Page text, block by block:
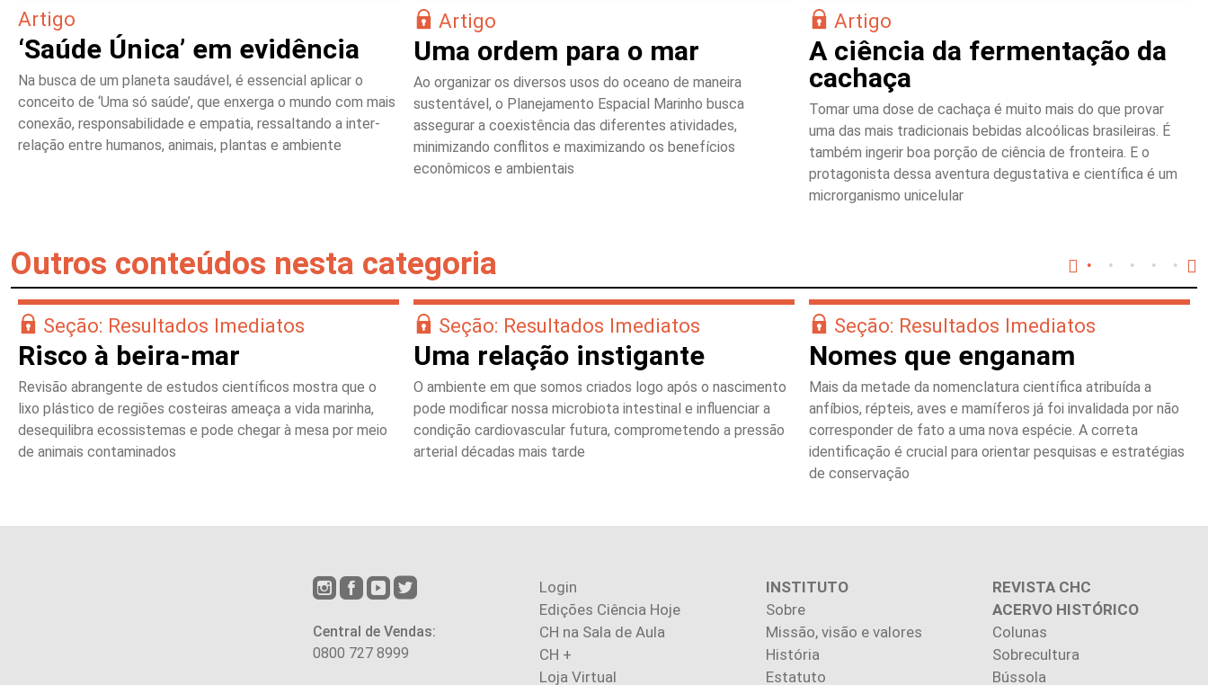
Artigo
‘Saúde Única’ em evidência
Na busca de um planeta saudável, é essencial aplicar o
conceito de ‘Uma só saúde’, que enxerga o mundo com mais
conexão, responsabilidade e empatia, ressaltando a inter-
relação entre humanos, animais, plantas e ambiente
Artigo
Uma ordem para o mar
Ao organizar os diversos usos do oceano de maneira
sustentável, o Planejamento Espacial Marinho busca
assegurar a coexistência das diferentes atividades,
minimizando conflitos e maximizando os benefícios
econômicos e ambientais
Artigo
A ciência da fermentação da
cachaça
Tomar uma dose de cachaça é muito mais do que provar
uma das mais tradicionais bebidas alcoólicas brasileiras. É
também ingerir boa porção de ciência de fronteira. E o
protagonista dessa aventura degustativa e científica é um
microrganismo unicelular
Outros conteúdos nesta categoria
Seção: Resultados Imediatos
Risco à beira-mar
Revisão abrangente de estudos científicos mostra que o
lixo plástico de regiões costeiras ameaça a vida marinha,
desequilibra ecossistemas e pode chegar à mesa por meio
de animais contaminados
Seção: Resultados Imediatos
Uma relação instigante
O ambiente em que somos criados logo após o nascimento
pode modificar nossa microbiota intestinal e influenciar a
condição cardiovascular futura, comprometendo a pressão
arterial décadas mais tarde
Seção: Resultados Imediatos
Nomes que enganam
Mais da metade da nomenclatura científica atribuída a
anfíbios, répteis, aves e mamíferos já foi invalidada por não
corresponder de fato a uma nova espécie. A correta
identificação é crucial para orientar pesquisas e estratégias
de conservação
Central de Vendas:
0800 727 8999
Login
Edições Ciência Hoje
CH na Sala de Aula
CH +
Loja Virtual
INSTITUTO
Sobre
Missão, visão e valores
História
Estatuto
REVISTA CHC
ACERVO HISTÓRICO
Colunas
Sobrecultura
Bússola